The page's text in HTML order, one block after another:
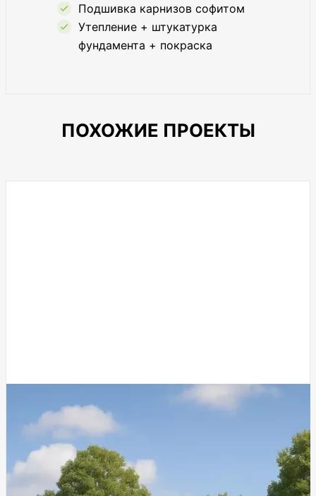
Подшивка карнизов софитом
Утепление + штукатурка
фундамента + покраска
ПОХОЖИЕ ПРОЕКТЫ